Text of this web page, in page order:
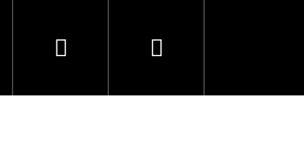
STAVU O NÁS
PřihlášeníNákupní